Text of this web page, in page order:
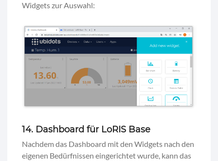
Widgets zur Auswahl:
14. Dashboard für LoRIS Base
Nachdem das Dashboard mit den Widgets nach den
eigenen Bedürfnissen eingerichtet wurde, kann das